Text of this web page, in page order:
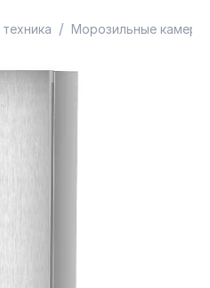
/ Морозильные камеры